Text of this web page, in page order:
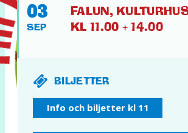
FACEBOOK
YOUTUBE
03
SEP
FALUN,
KL 11.00 + 14.00
BILJETTER
Info och biljetter kl 11